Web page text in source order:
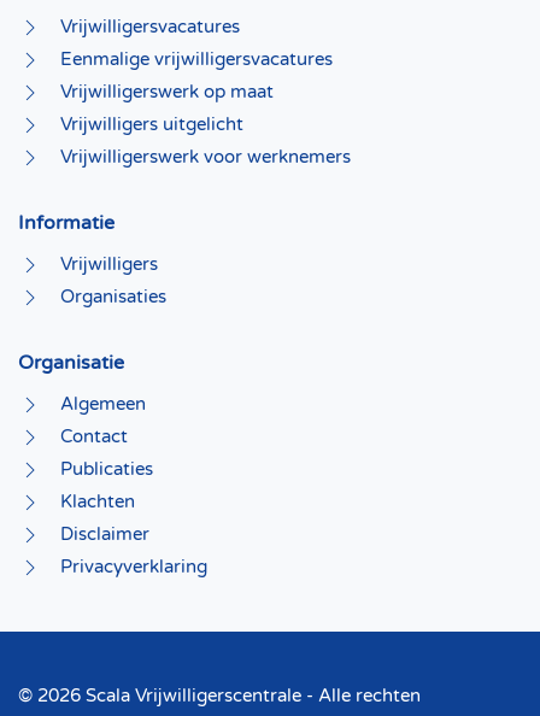
Vrijwilligersvacatures
Eenmalige vrijwilligersvacatures
Vrijwilligerswerk op maat
Vrijwilligers uitgelicht
Vrijwilligerswerk voor werknemers
Informatie
Vrijwilligers
Organisaties
Organisatie
Algemeen
Contact
Publicaties
Klachten
Disclaimer
Privacyverklaring
© 2026 Scala Vrijwilligerscentrale - Alle rechten